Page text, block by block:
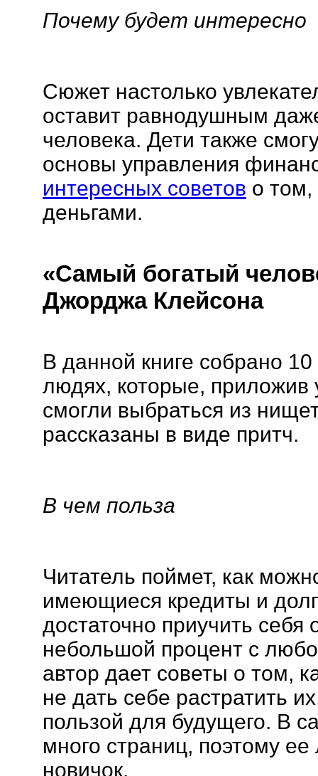
Почему будет интересно
Сюжет настолько
оставит равнодушным
человека. Дети также
основы управления
интересных советов о том,
деньгами.
«Самый богатый
Джорджа Клейсона
В данной книге собрано
людях, которые, приложив
смогли выбраться из
рассказаны в виде притч.
В чем польза
Читатель поймет, как
имеющиеся кредиты и
достаточно приучить себя
небольшой процент с
автор дает советы о том,
не дать себе растратить
пользой для будущего. В
много страниц, поэтому
новичок.